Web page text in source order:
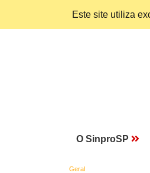
Este site utiliza
O SinproSP
Geral